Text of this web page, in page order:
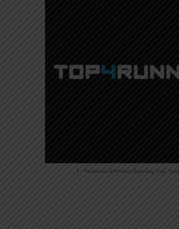
3 – Partenaire Affiliation Running, Trail,